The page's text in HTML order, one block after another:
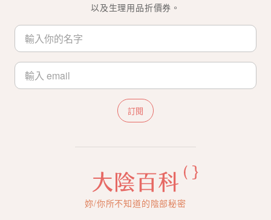
以及生理用品折價券。
訂閱
妳/你所不知道的陰部秘密